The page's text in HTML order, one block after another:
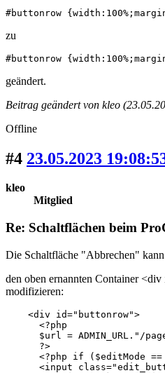
#buttonrow
zu
#buttonrow
geändert.
Beitrag geändert von kleo
Offline
#4 23.05.2023
kleo
Mitglied
Re: Schaltflächen beim
Die Schaltfläche "Abbrechen" kann
den oben ernannten Container
modifizieren:
    <div id="buttonrow">
      <?php
$url = ADMIN_URL."/
      ?>
<?php if ($editMode
<input